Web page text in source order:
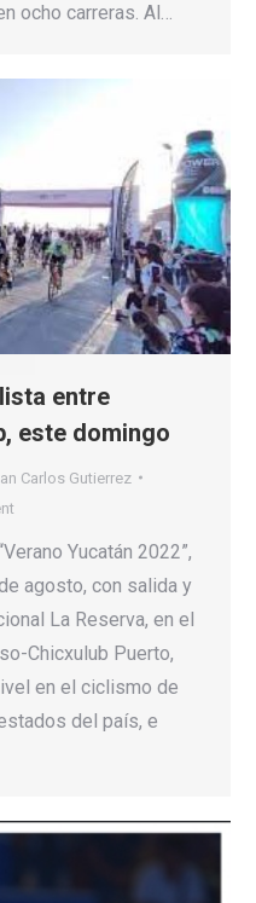
ocho carreras. Al…
entre
este domingo
Carlos Gutierrez
Yucatán 2022”,
agosto, con salida y
La Reserva, en el
Chicxulub Puerto,
en el ciclismo de
del país, e